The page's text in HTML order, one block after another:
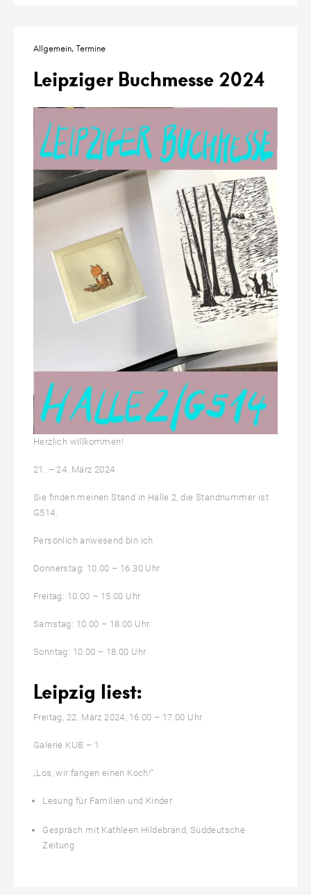
Allgemein Termine
Leipziger Buchmesse 2024
Herzlich willkommen!
21. – 24. März 2024
Sie finden meinen Stand in Halle 2, die Standnummer ist
G514.
Persönlich anwesend bin ich
Donnerstag: 10.00 – 16.30 Uhr
Freitag: 10.00 – 15.00 Uhr
Samstag: 10.00 – 18.00 Uhr
Sonntag: 10.00 – 18.00 Uhr
Leipzig liest:
Freitag, 22. März 2024, 16.00 – 17.00 Uhr
Galerie KUB – 1
„Los, wir fangen einen Koch!“
Lesung für Familien und Kinder
Gespräch mit Kathleen Hildebrand, Süddeutsche
Zeitung